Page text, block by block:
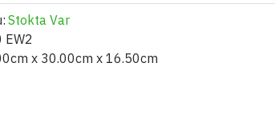
Stokta Var
x 30.00cm x 16.50cm